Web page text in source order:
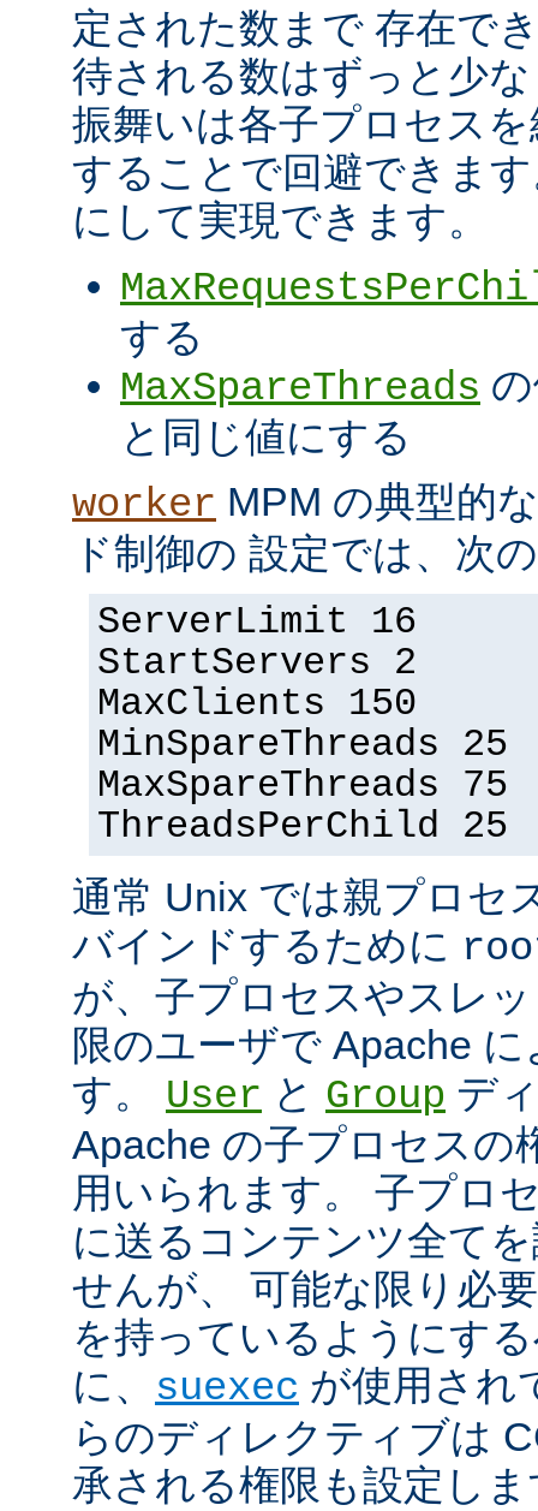
定された数まで 存在で
待される数はずっと少
振舞いは各子プロセス
することで回避できま
にして実現できます。
する
MaxSpareThreads
と同じ値にする
worker MPM の典型的
ド制御の 設定では、次
ServerLimit 16
StartServers 2
MaxClients 150
MinSpareThreads 25
MaxSpareThreads 75
ThreadsPerChild 25
通常 Unix では親プロセ
バインドするために
が、子プロセスやスレ
限のユーザで Apache
す。 User と Group デ
Apache の子プロセスの
用いられます。 子プロ
に送るコンテンツ全て
せんが、 可能な限り必
を持っているようにす
に、 suexec が使用され
らのディレクティブは
承される権限も設定し